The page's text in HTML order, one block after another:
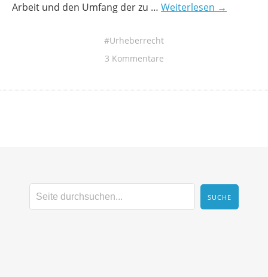
Arbeit und den Umfang der zu … Weiterlesen →
Urheberrecht
3 Kommentare